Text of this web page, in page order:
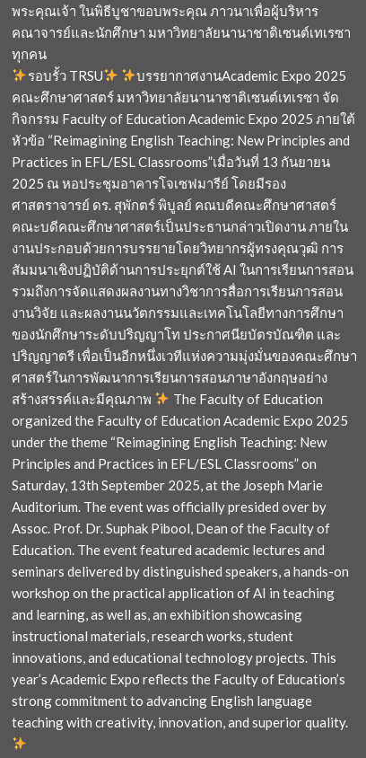
พระคุณเจ้า ในพิธีบูชาขอบพระคุณ ภาวนาเพื่อผู้บริหาร
คณาจารย์และนักศึกษา มหาวิทยาลัยนานาชาติเซนต์เทเรซา
ทุกคน
รอบรั้ว TRSU
บรรยากาศงานAcademic Expo 2025
คณะศึกษาศาสตร์ มหาวิทยาลัยนานาชาติเซนต์เทเรซา จัด
กิจกรรม Faculty of Education Academic Expo 2025 ภายใต้
หัวข้อ “Reimagining English Teaching: New Principles and
Practices in EFL/ESL Classrooms”เมื่อวันที่ 13 กันยายน
2025 ณ หอประชุมอาคารโจเซฟมารีย์ โดยมีรอง
ศาสตราจารย์ ดร. สุพักตร์ พิบูลย์ คณบดีคณะศึกษาศาสตร์
คณะบดีคณะศึกษาศาสตร์เป็นประธานกล่าวเปิดงาน ภายใน
งานประกอบด้วยการบรรยายโดยวิทยากรผู้ทรงคุณวุฒิ การ
สัมมนาเชิงปฏิบัติด้านการประยุกต์ใช้ AI ในการเรียนการสอน
รวมถึงการจัดแสดงผลงานทางวิชาการสื่อการเรียนการสอน
งานวิจัย และผลงานนวัตกรรมและเทคโนโลยีทางการศึกษา
ของนักศึกษาระดับปริญญาโท ประกาศนียบัตรบัณฑิต และ
ปริญญาตรี เพื่อเป็นอีกหนึ่งเวทีแห่งความมุ่งมั่นของคณะศึกษา
ศาสตร์ในการพัฒนาการเรียนการสอนภาษาอังกฤษอย่าง
สร้างสรรค์และมีคุณภาพ
The Faculty of Education
organized the Faculty of Education Academic Expo 2025
under the theme “Reimagining English Teaching: New
Principles and Practices in EFL/ESL Classrooms” on
Saturday, 13th September 2025, at the Joseph Marie
Auditorium. The event was officially presided over by
Assoc. Prof. Dr. Suphak Pibool, Dean of the Faculty of
Education. The event featured academic lectures and
seminars delivered by distinguished speakers, a hands-on
workshop on the practical application of AI in teaching
and learning, as well as, an exhibition showcasing
instructional materials, research works, student
innovations, and educational technology projects. This
year’s Academic Expo reflects the Faculty of Education’s
strong commitment to advancing English language
teaching with creativity, innovation, and superior quality.